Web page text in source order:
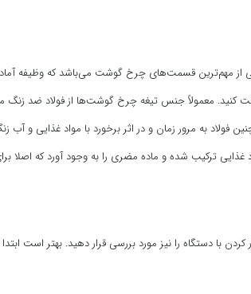
از مهم‌ترین قسمت‌های چرخ گوشت می‌باشد که وظیفه
کنید. معمولاً جنس تیغه چرخ گوشت‌ها از فولاد ضد زنگ
فولاد به مرور زمان و در اثر برخورد با مواد غذایی و
با دستگاه را نیز مورد بررسی قرار دهید. بهتر است